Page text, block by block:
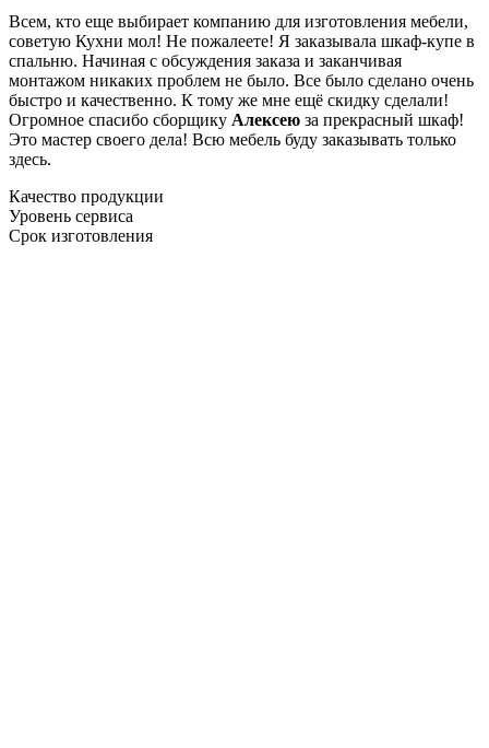
Всем, кто еще выбирает компанию для изготовления мебели,
советую Кухни мол! Не пожалеете! Я заказывала шкаф-купе в
спальню. Начиная с обсуждения заказа и заканчивая
монтажом никаких проблем не было. Все было сделано очень
быстро и качественно. К тому же мне ещё скидку сделали!
Огромное спасибо сборщику Алексею за прекрасный шкаф!
Это мастер своего дела! Всю мебель буду заказывать только
здесь.
Качество продукции
Уровень сервиса
Срок изготовления